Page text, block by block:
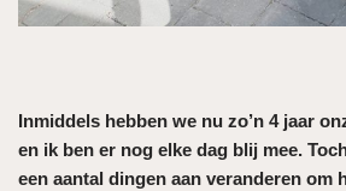
Inmiddels hebben we nu zo’n 4 jaar
en ik ben er nog elke dag blij mee.
een aantal dingen aan veranderen om